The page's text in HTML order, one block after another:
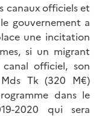
canaux officiels et
gouvernement a
une incitation
si un migrant
officiel, son
Tk (320 M€)
dans le
2020 qui sera